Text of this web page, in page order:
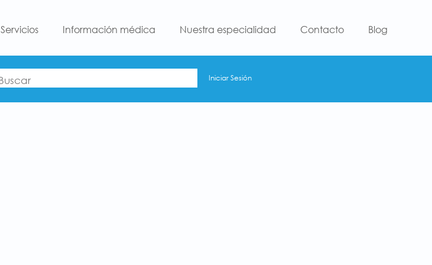
Servicios Información médica Nuestra especialidad Contacto Blog
Iniciar Sesión